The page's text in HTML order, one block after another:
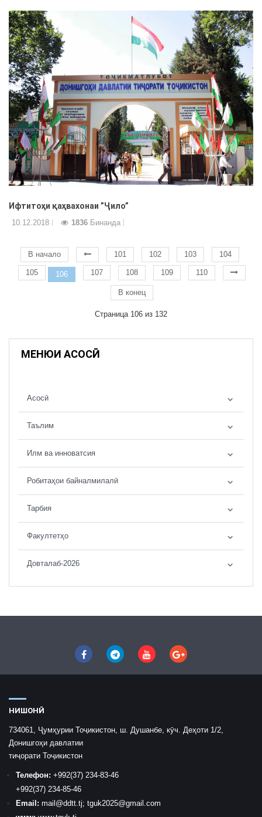
Ифтитоҳи қаҳвахонаи ”Ҷило”
10.12.2018 1836 Бинанда
В начало 101 102 103 104
105 106 107 108 109 110
В конец
Страница 106 из 132
МЕНЮИ АСОСӢ
Асосӣ
Таълим
Илм ва инноватсия
Робитаҳои байналмилалӣ
Тарбия
Факултетҳо
Довталаб-2026
НИШОНӢ
734061, Ҷумҳурии Тоҷикистон, ш. Душанбе, кӯч. Деҳоти 1/2,
Донишгоҳи давлатии
тиҷорати Тоҷикистон
Телефон: +992(37) 234-83-46
+992(37) 234-85-46
Email: mail @ddtt.tj; tguk2025@gmail.com